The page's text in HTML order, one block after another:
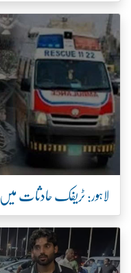
لاہور: ٹریفک حادثات میں 2 افراد جاں بحق، 276 افراد زخمی